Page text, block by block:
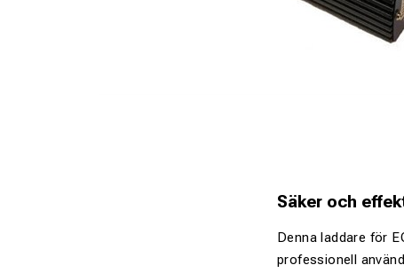
Säker och
Denna laddare för
professionell